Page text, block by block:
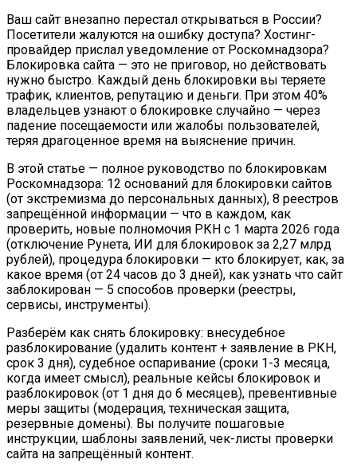
Ваш сайт внезапно перестал открываться в России?
Посетители жалуются на ошибку доступа? Хостинг-
провайдер прислал уведомление от Роскомнадзора?
Блокировка сайта — это не приговор, но действовать
нужно быстро. Каждый день блокировки вы теряете
трафик, клиентов, репутацию и деньги. При этом 40%
владельцев узнают о блокировке случайно — через
падение посещаемости или жалобы пользователей,
теряя драгоценное время на выяснение причин.
В этой статье — полное руководство по блокировкам
Роскомнадзора: 12 оснований для блокировки сайтов
(от экстремизма до персональных данных), 8 реестров
запрещённой информации — что в каждом, как
проверить, новые полномочия РКН с 1 марта 2026 года
(отключение Рунета, ИИ для блокировок за 2,27 млрд
рублей), процедура блокировки — кто блокирует, как, за
какое время (от 24 часов до 3 дней), как узнать что сайт
заблокирован — 5 способов проверки (реестры,
сервисы, инструменты).
Разберём как снять блокировку: внесудебное
разблокирование (удалить контент + заявление в РКН,
срок 3 дня), судебное оспаривание (сроки 1-3 месяца,
когда имеет смысл), реальные кейсы блокировок и
разблокировок (от 1 дня до 6 месяцев), превентивные
меры защиты (модерация, техническая защита,
резервные домены). Вы получите пошаговые
инструкции, шаблоны заявлений, чек-листы проверки
сайта на запрещённый контент.